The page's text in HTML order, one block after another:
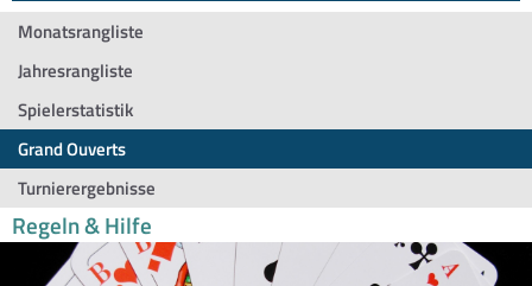
Monatsrangliste
Jahresrangliste
Spielerstatistik
Grand Ouverts
Turnierergebnisse
Regeln & Hilfe